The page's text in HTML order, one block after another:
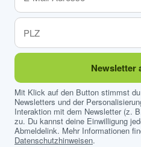
Newsletter
Mit Klick auf den Button stimmst
Newsletters und der
Interaktion mit dem Newsletter (z.
zu. Du kannst deine Einwilligung
Abmeldelink. Mehr Informationen
Datenschutzhinweisen.